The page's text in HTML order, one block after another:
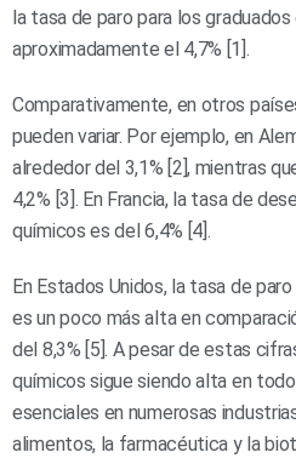
la tasa de paro para los
aproximadamente el 4,7% [1].
Comparativamente, en otros
pueden variar. Por ejemplo, en
alrededor del 3,1% [2], mientras
4,2% [3]. En Francia, la tasa de
químicos es del 6,4% [4].
En Estados Unidos, la tasa de
es un poco más alta en
del 8,3% [5]. A pesar de estas
químicos sigue siendo alta en
esenciales en numerosas
alimentos, la farmacéutica y la